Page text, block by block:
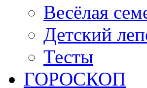
Весёлая
Детский
Тесты
ГОРОСКОП